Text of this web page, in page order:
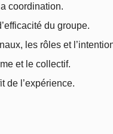
coordination.
du groupe.
les rôles et
et le collectif.
de l’expérience.